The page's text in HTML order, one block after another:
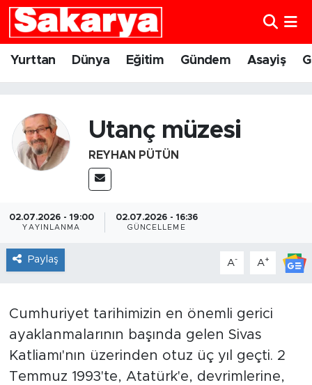
Yurttan Dünya Eğitim Gündem Asayiş
Utanç müzesi
REYHAN PÜTÜN
02.07.2026 - 19:00
YAYINLANMA
02.07.2026 - 16:36
GÜNCELLEME
Paylaş A- A+
Cumhuriyet tarihimizin en önemli gerici
ayaklanmalarının başında gelen Sivas
Katliamı'nın üzerinden otuz üç yıl geçti. 2
Temmuz 1993'te, Atatürk'e, devrimlerine,
Yurttan
Eğitim
Gündem
Eskişehirspor
Spor
Sağlık
Tarihçe
Resmi İlanlar
Eskişehir Nöbetçi Eczaneler
Eskişehir Namaz Vakitleri
Eskişehir Trafik Yoğunluk Haritası
Süper Lig Puan Durumu ve Fikstür
Tüm Manşetler
Son Dakika Haberleri